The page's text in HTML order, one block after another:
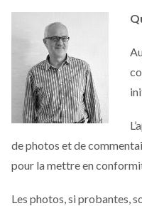
de photos et de
pour la mettre en
Les photos, si probantes,